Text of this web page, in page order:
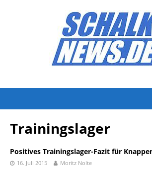
Trainingslager
Positives Trainingslager-Fazit für
16. Juli 2015 Moritz Nolte